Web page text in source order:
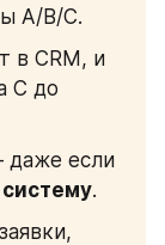
A/B/C.
в CRM, и
C до
даже если
.